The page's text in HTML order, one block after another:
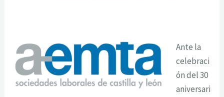
Ante la
celebraci
ón del 30
aniversari